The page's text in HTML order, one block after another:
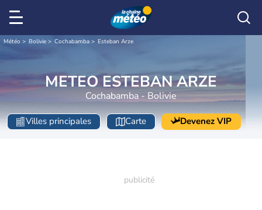
Météo Bolivie Cochabamba Esteban Arze
METEO ESTEBAN ARZE
Cochabamba - Bolivie
Villes principales Carte Devenez VIP